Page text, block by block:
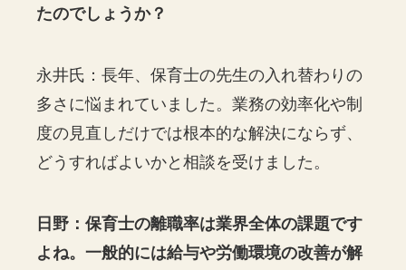
たのでしょうか？
永井氏：長年、保育士の先生の入れ替わりの
多さに悩まれていました。業務の効率化や制
度の見直しだけでは根本的な解決にならず、
どうすればよいかと相談を受けました。
日野：保育士の離職率は業界全体の課題です
よね。一般的には給与や労働環境の改善が解